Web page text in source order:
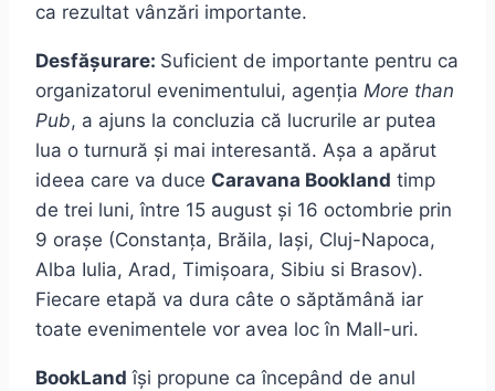
ca rezultat vânzări importante.
Desfășurare: Suficient de importante pentru ca
organizatorul evenimentului, agenția More than
Pub, a ajuns la concluzia că lucrurile ar putea
lua o turnură și mai interesantă. Așa a apărut
ideea care va duce Caravana Bookland timp
de trei luni, între 15 august și 16 octombrie prin
9 orașe (Constanța, Brăila, Iași, Cluj-Napoca,
Alba Iulia, Arad, Timișoara, Sibiu si Brasov).
Fiecare etapă va dura câte o săptămână iar
toate evenimentele vor avea loc în Mall-uri.
BookLand își propune ca începând de anul